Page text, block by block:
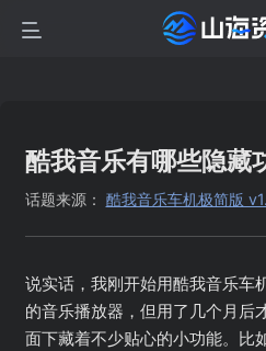
酷我音乐有哪些隐藏
话题来源： 酷我音乐车机极简版
说实话，我刚开始用酷我音乐车
的音乐播放器，但用了几个月后
面下藏着不少贴心的小功能。比